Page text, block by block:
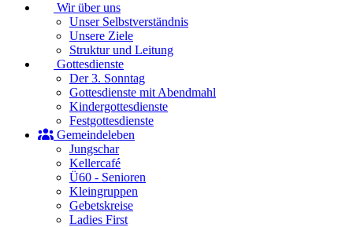
Wir über uns
Unser Selbstverständnis
Unsere Ziele
Struktur und Leitung
Gottesdienste
Der 3. Sonntag
Gottesdienste mit Abendmahl
Kindergottesdienste
Festgottesdienste
Gemeindeleben
Jungschar
Kellercafé
Ü60 - Senioren
Kleingruppen
Gebetskreise
Ladies First